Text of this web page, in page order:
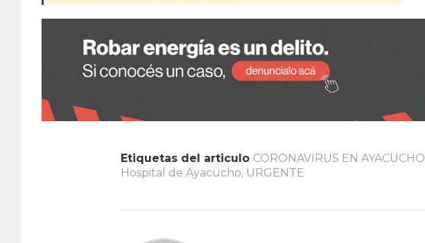
Etiquetas del articulo CORONAVIRUS EN AYACUCHO
Hospital de Ayacucho, URGENTE